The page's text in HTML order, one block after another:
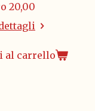
20,00
al carrello